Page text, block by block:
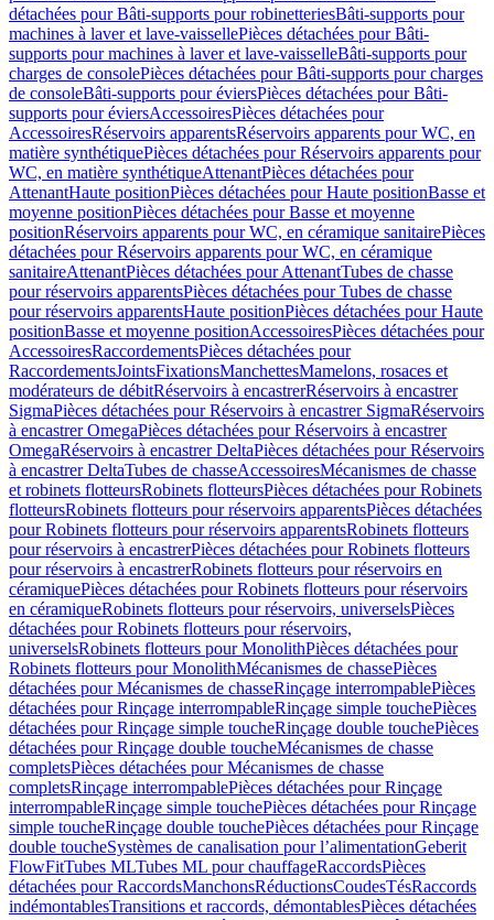
détachées pour Bâti-supports pour robinetteriesBâti-supports pour
machines à laver et lave-vaissellePièces détachées pour Bâti-
supports pour machines à laver et lave-vaisselleBâti-supports pour
charges de consolePièces détachées pour Bâti-supports pour charges
de consoleBâti-supports pour éviersPièces détachées pour Bâti-
supports pour éviersAccessoiresPièces détachées pour
AccessoiresRéservoirs apparentsRéservoirs apparents pour WC, en
matière synthétiquePièces détachées pour Réservoirs apparents pour
WC, en matière synthétiqueAttenantPièces détachées pour
AttenantHaute positionPièces détachées pour Haute positionBasse et
moyenne positionPièces détachées pour Basse et moyenne
positionRéservoirs apparents pour WC, en céramique sanitairePièces
détachées pour Réservoirs apparents pour WC, en céramique
sanitaireAttenantPièces détachées pour AttenantTubes de chasse
pour réservoirs apparentsPièces détachées pour Tubes de chasse
pour réservoirs apparentsHaute positionPièces détachées pour Haute
positionBasse et moyenne positionAccessoiresPièces détachées pour
AccessoiresRaccordementsPièces détachées pour
RaccordementsJointsFixationsManchettesMamelons, rosaces et
modérateurs de débitRéservoirs à encastrerRéservoirs à encastrer
SigmaPièces détachées pour Réservoirs à encastrer SigmaRéservoirs
à encastrer OmegaPièces détachées pour Réservoirs à encastrer
OmegaRéservoirs à encastrer DeltaPièces détachées pour Réservoirs
à encastrer DeltaTubes de chasseAccessoiresMécanismes de chasse
et robinets flotteursRobinets flotteursPièces détachées pour Robinets
flotteursRobinets flotteurs pour réservoirs apparentsPièces détachées
pour Robinets flotteurs pour réservoirs apparentsRobinets flotteurs
pour réservoirs à encastrerPièces détachées pour Robinets flotteurs
pour réservoirs à encastrerRobinets flotteurs pour réservoirs en
céramiquePièces détachées pour Robinets flotteurs pour réservoirs
en céramiqueRobinets flotteurs pour réservoirs, universelsPièces
détachées pour Robinets flotteurs pour réservoirs,
universelsRobinets flotteurs pour MonolithPièces détachées pour
Robinets flotteurs pour MonolithMécanismes de chassePièces
détachées pour Mécanismes de chasseRinçage interrompablePièces
détachées pour Rinçage interrompableRinçage simple touchePièces
détachées pour Rinçage simple toucheRinçage double touchePièces
détachées pour Rinçage double toucheMécanismes de chasse
completsPièces détachées pour Mécanismes de chasse
completsRinçage interrompablePièces détachées pour Rinçage
interrompableRinçage simple touchePièces détachées pour Rinçage
simple toucheRinçage double touchePièces détachées pour Rinçage
double toucheSystèmes de canalisation pour l’alimentationGeberit
FlowFitTubes MLTubes ML pour chauffageRaccordsPièces
détachées pour RaccordsManchonsRéductionsCoudesTésRaccords
indémontablesTransitions et raccords, démontablesPièces détachées